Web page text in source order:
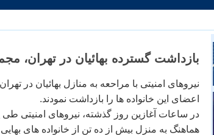
بازداشت گسترده بهائيان در تهران،
نيروهای امنيتی با مراحعه به منازل بهائيان در
اعضای اين خانواده ها را بازداشت نمودند.
در ساعات آغازين روز گذشته، نيروهای امنيتی طی
هماهنگ به منزل بيش از ده تن از خانواده های